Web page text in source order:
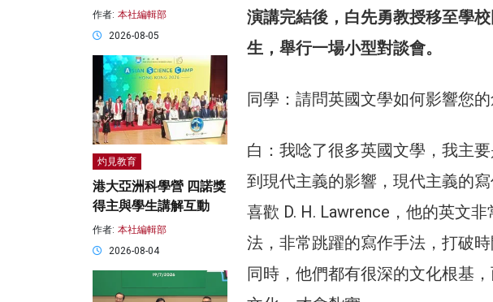
演講完結後，白先勇教授移至學
生，舉行一場小型對談會。
同學：請問英國文學如何影響您的
白：我唸了很多英國文學，我主
到現代主義的影響，現代主義的
喜歡 D. H. Lawrence，他的英文
法，非常跳躍的寫作手法，打破
同時，他們都有很深的文化根基
作者: 本社編輯部
2026-08-05
灼見教育
港大亞洲科學營 四諾獎
得主與學生講解互動
作者: 本社編輯部
2026-08-04